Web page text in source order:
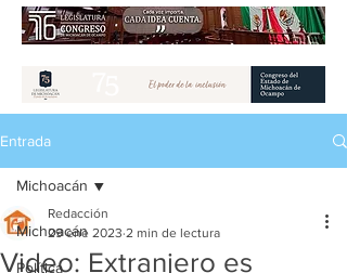
Entrada
Michoacán
Política
Michoacán
Video: Extranjero es
Redacción
29 ene 2023 2 min de lectura